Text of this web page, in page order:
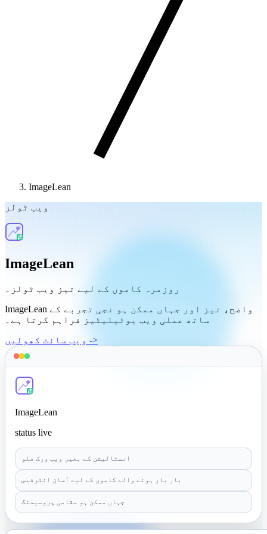
ImageLean
ویب ٹولز
ImageLean
روزمرہ کاموں کے لیے تیز ویب ٹولز۔
ImageLean واضح، تیز اور جہاں ممکن ہو نجی تجربے کے
ساتھ عملی ویب یوٹیلیٹیز فراہم کرتا ہے۔
ویب سائٹ کھولیں ->
ImageLean
status live
انسٹالیشن کے بغیر ویب ورک فلو
بار بار ہونے والے کاموں کے لیے آسان انٹرفیس
جہاں ممکن ہو مقامی پروسیسنگ